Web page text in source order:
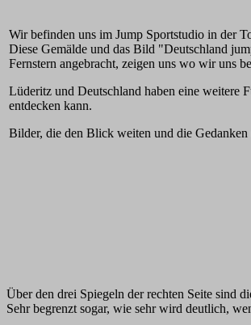
Wir befinden uns im Jump Sportstudio in der
Diese Gemälde und das Bild "Deutschland
Fernstern angebracht, zeigen uns wo wir uns
Lüderitz und Deutschland haben eine weitere
entdecken kann.
Bilder, die den Blick weiten und die Gedanken
Über den drei Spiegeln der rechten Seite sind
Sehr begrenzt sogar, wie sehr wird deutlich,